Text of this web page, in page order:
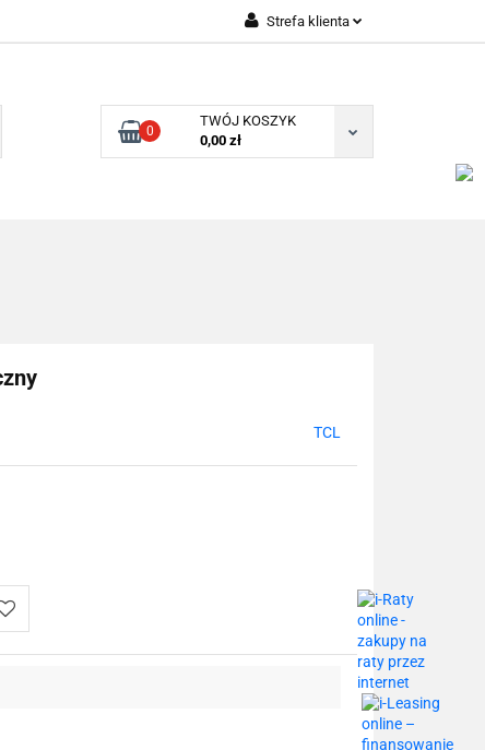
Strefa klienta
Zarejestruj się
Dodaj zgłoszenie
0
TWÓJ KOSZYK
0,00 zł
TCL